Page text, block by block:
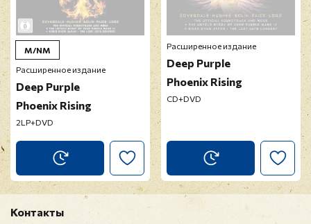
M/NM
Расширенное издание
Deep Purple
Phoenix Rising
2LP+DVD
Расширенное издание
Deep Purple
Phoenix Rising
CD+DVD
Контакты